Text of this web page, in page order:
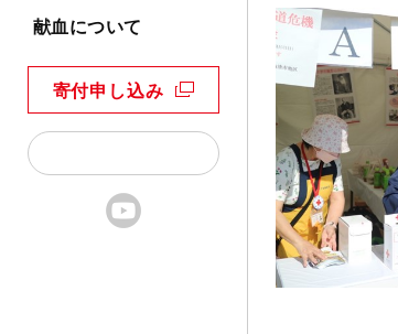
献血について
寄付申し込み